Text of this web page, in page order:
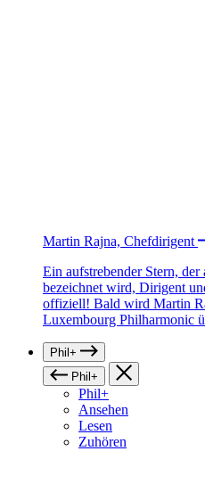
Martin Rajna, Chefdirigent
Ein aufstrebender Stern,
bezeichnet wird, Dirigent
offiziell! Bald wird Martin
Luxembourg Philharmonic
Phil+
Phil+
Phil+
Ansehen
Lesen
Zuhören